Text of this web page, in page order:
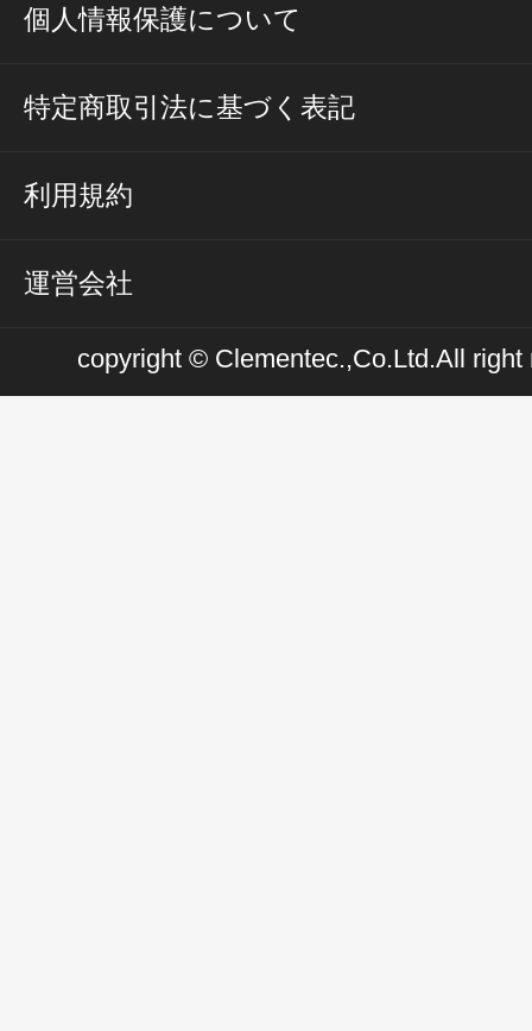
個人情報保護について
特定商取引法に基づく表記
利用規約
運営会社
copyright © Clementec.,Co.Ltd.All right